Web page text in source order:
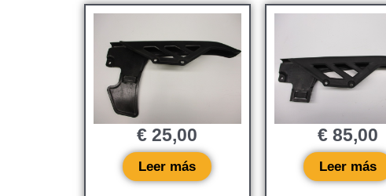
€ 25,00
Leer más
€85,00
Leer más